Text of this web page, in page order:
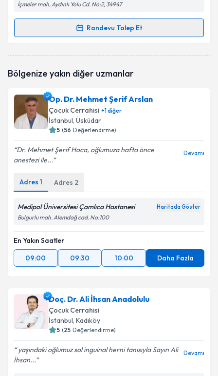
İçmeler mah, Aydınlı Yolu Cd. No:2, 34947
Randevu Talep Et
Randevu Takvimi Talebi
talebi oluşturun. Size bu uzmandan randevu almanız
bilgilendireceğiz.
E-posta Adresiniz
Kişisel verilerimin işlenmesine ilişkin
kapsamda işlenmesini kabul ediyorum.
Takvim Talebini Gönder
Bölgenize yakın diğer uzmanlar
Op. Dr. Mehmet Şerif Arslan
Çocuk Cerrahisi +1diğer
İstanbul, Üsküdar
5 (56 Değerlendirme)
Dr. Mehmet Şerif Hoca, oğlumuza hafta önce
anestezi ile...
Devamı
Adres 1 Adres 2
Medipol Üniversitesi Çamlıca Hastanesi Haritada Göster
Bulgurlu mah. Alemdağ cad. No:100
En Yakın Saatler
09:00
09:30 10:00 Daha Fazla
Doç. Dr. Ali İhsan Anadolulu
Çocuk Cerrahisi
İstanbul, Kadıköy
5 (25 Değerlendirme)
yaşındaki oğlumuz sol inguinal herni tanısıyla Sayın Ali
İhsan...
Devamı